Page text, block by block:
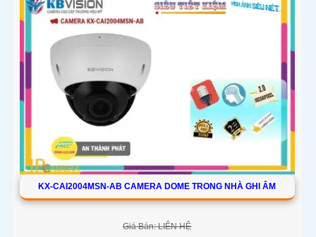
KX-CAI2004MSN-AB CAMERA DOME TRONG NHÀ GHI ÂM
Giá Bán: LIÊN HỆ